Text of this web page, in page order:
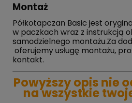
Montaż
Półkotapczan Basic jest
w paczkach wraz z instrukcją
samodzielnego montażu.Za
oferujemy usługę montażu,
kontakt.
Powyższy opis nie
na wszystkie